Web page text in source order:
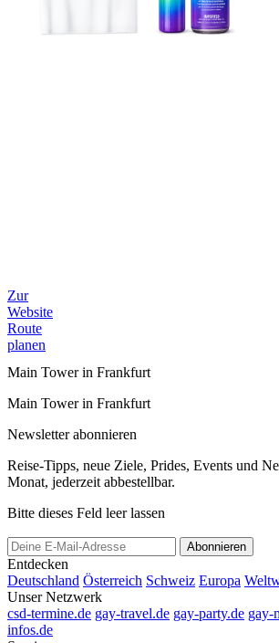
Zur
Website
Route
planen
Main Tower in Frankfurt
Main Tower in Frankfurt
Newsletter abonnieren
Reise-Tipps, neue Ziele, Prides, Events und
Monat, jederzeit abbestellbar.
Bitte dieses Feld leer lassen
Abonnieren
Entdecken
Deutschland Österreich Schweiz Europa
Unser Netzwerk
csd-termine.de gay-travel.de gay-party.de gay-
infos.de